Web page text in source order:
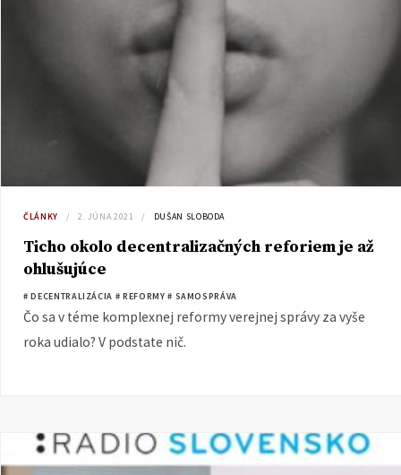
ČLÁNKY 2. JÚNA 2021 DUŠAN SLOBODA
Ticho okolo decentralizačných reforiem je až
ohlušujúce
# DECENTRALIZÁCIA # REFORMY # SAMOSPRÁVA
Čo sa v téme komplexnej reformy verejnej správy za vyše
roka udialo? V podstate nič.